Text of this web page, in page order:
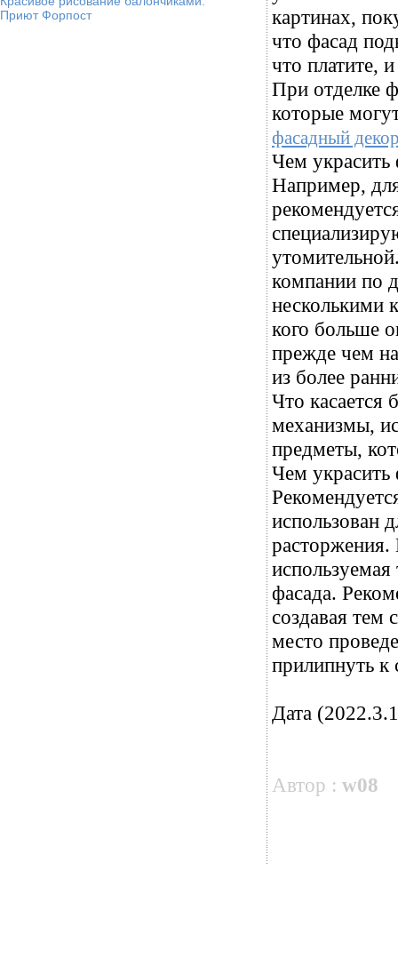
Приют Форпост
картинах,
что фасад
что платите,
При отделке
которые
фасадный
Чем украсить
Например,
компании по
несколькими
кого больше
прежде чем
из более
Что касается
механизмы,
предметы,
Чем украсить
использован
расторжения.
фасада.
создавая тем
место
прилипнуть к
Дата
Автор : w08